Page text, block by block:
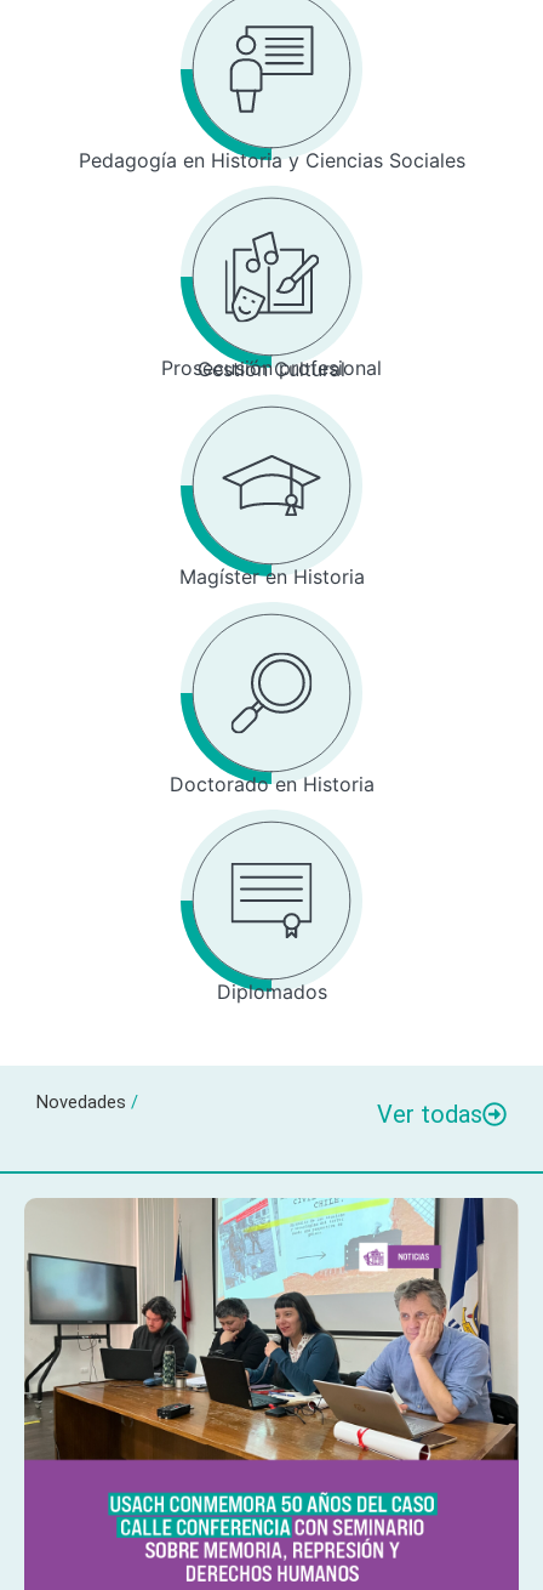
Pedagogía en Historia y Ciencias Sociales
Prosecusión profesional
Gestión Cultural
Magíster en Historia
Doctorado en Historia
Diplomados
Novedades / Ver todas